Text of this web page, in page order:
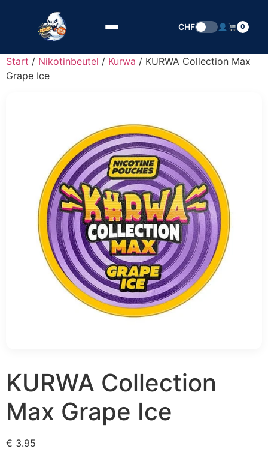
CHF 0
Start / Nikotinbeutel / Kurwa / KURWA Collection Max
Grape Ice
KURWA Collection
Max Grape Ice
€ 3.95